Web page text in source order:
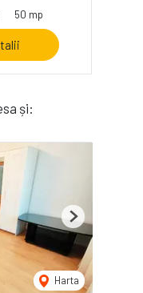
50 mp
și:
Harta
Next